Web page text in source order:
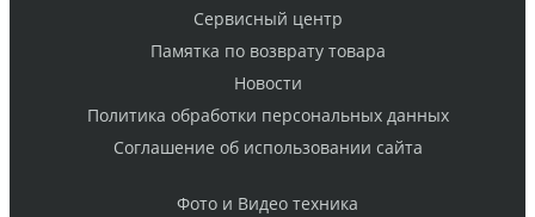
Cервисный центр
Памятка по возврату товара
Новости
Политика обработки персональных данных
Cоглашение об использовании сайта
Фото и Видео техника